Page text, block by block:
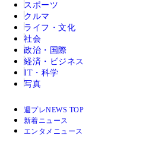
スポーツ
クルマ
ライフ・文化
社会
政治・国際
経済・ビジネス
IT・科学
写真
週プレNEWS TOP
新着ニュース
エンタメニュース